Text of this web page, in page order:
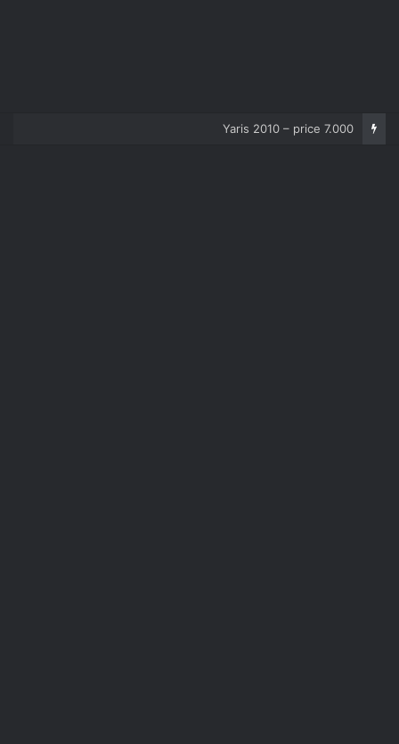
Corolla 2007 – price 5.000